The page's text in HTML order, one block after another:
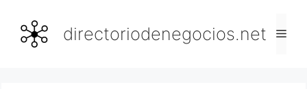
contenido
directoriodenegocios.net